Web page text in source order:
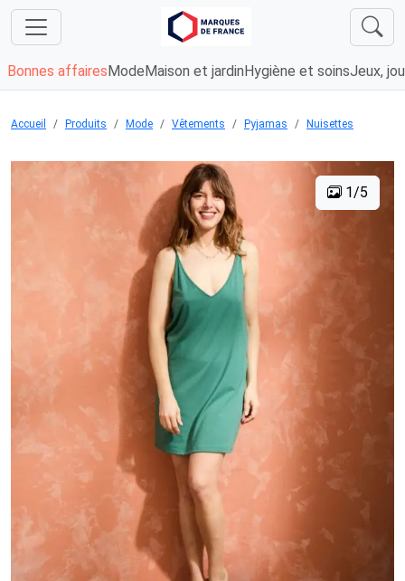
Bonnes affaires Mode Maison et jardin Hygiène et soinsJeux,
Accueil Produits Mode Vêtements Pyjamas Nuisettes
1/5